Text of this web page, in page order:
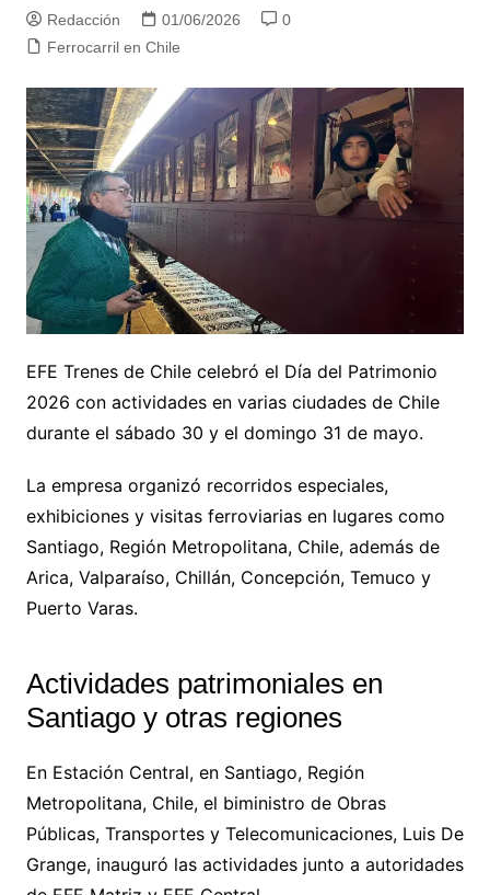
Redacción 01/06/2026
0
Ferrocarril en Chile
EFE Trenes de Chile celebró el Día del Patrimonio
2026 con actividades en varias ciudades de Chile
durante el sábado 30 y el domingo 31 de mayo.
La empresa organizó recorridos especiales,
exhibiciones y visitas ferroviarias en lugares como
Santiago, Región Metropolitana, Chile, además de
Arica, Valparaíso, Chillán, Concepción, Temuco y
Puerto Varas.
Actividades patrimoniales en
Santiago y otras regiones
En Estación Central, en Santiago, Región
Metropolitana, Chile, el biministro de Obras
Públicas, Transportes y Telecomunicaciones, Luis De
Grange, inauguró las actividades junto a autoridades